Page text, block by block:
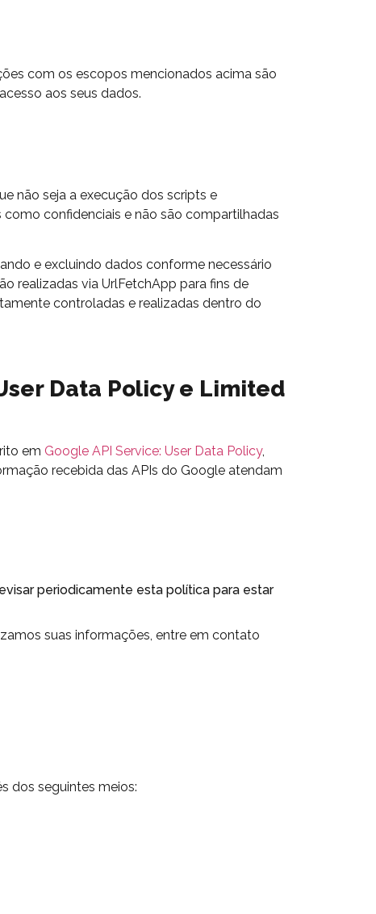
com os escopos mencionados acima são
aos seus dados.
não seja a execução dos scripts e
confidenciais e não são compartilhadas
e excluindo dados conforme necessário
realizadas via UrlFetchApp para fins de
controladas e realizadas dentro do
Data Policy e Limited
em Google API Service: User Data Policy,
recebida das APIs do Google atendam
periodicamente esta política para estar
suas informações, entre em contato
dos seguintes meios: